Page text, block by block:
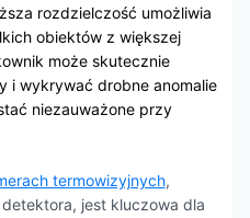
rozdzielczość umożliwia
obiektów z większej
może skutecznie
i wykrywać drobne anomalie
niezauważone przy
termowizyjnych,
jest kluczowa dla